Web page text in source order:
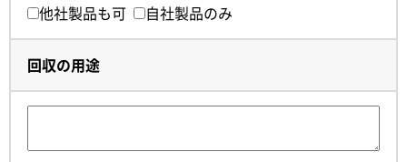
他社製品も可 自社製品のみ
回収の用途